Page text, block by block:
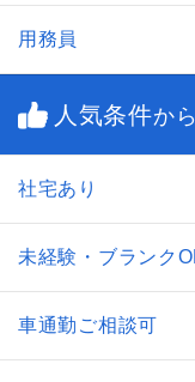
用務員
人気条件か
社宅あり
未経験・ブランク
車通勤ご相談可